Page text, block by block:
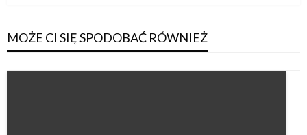
MOŻE CI SIĘ SPODOBAĆ RÓWNIEŻ